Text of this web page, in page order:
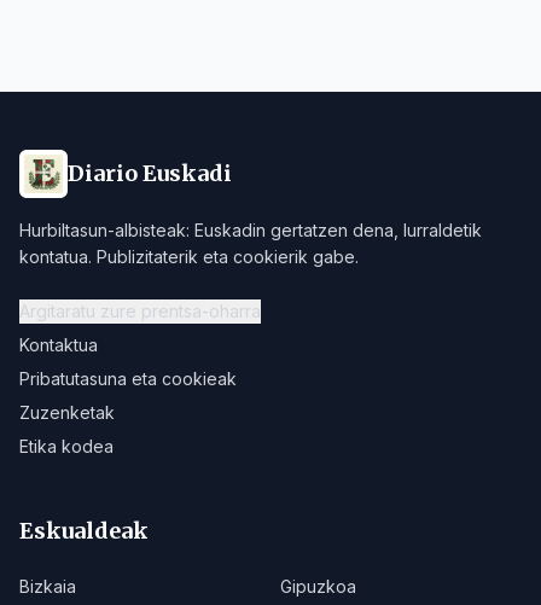
Diario Euskadi
Hurbiltasun-albisteak: Euskadin gertatzen dena, lurraldetik
kontatua. Publizitaterik eta cookierik gabe.
Argitaratu zure prentsa-oharra
Kontaktua
Pribatutasuna eta cookieak
Zuzenketak
Etika kodea
Eskualdeak
Bizkaia
Gipuzkoa